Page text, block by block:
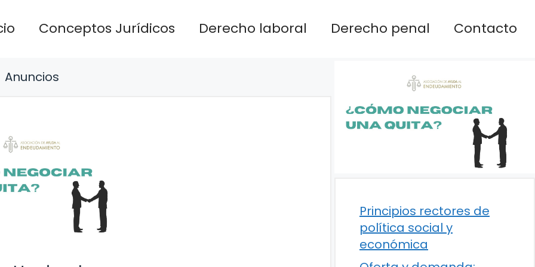
Conceptos Jurídicos Derecho laboral Derecho penal Contacto
Anuncios
Principios rectores de
política social y
económica